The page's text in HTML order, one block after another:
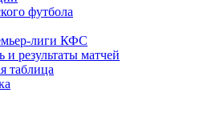
футбола
лиги КФС
и результаты матчей
таблица